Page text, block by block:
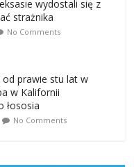
wydostali się z
strażnika
No Comments
od prawie stu lat w
w Kalifornii
łososia
No Comments